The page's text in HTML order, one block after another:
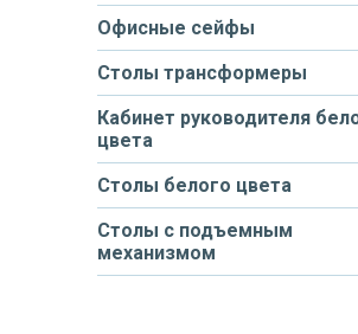
Офисные сейфы
Столы трансформеры
Кабинет руководителя
цвета
Столы белого цвета
Столы с подъемным
механизмом